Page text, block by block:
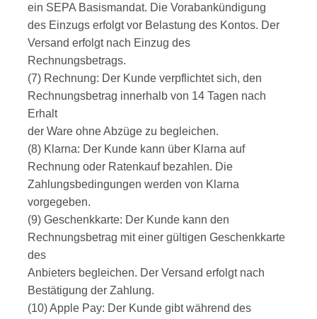
ein SEPA Basismandat. Die Vorabankündigung
des Einzugs erfolgt vor Belastung des Kontos. Der
Versand erfolgt nach Einzug des
Rechnungsbetrags.
(7) Rechnung: Der Kunde verpflichtet sich, den
Rechnungsbetrag innerhalb von 14 Tagen nach
Erhalt
der Ware ohne Abzüge zu begleichen.
(8) Klarna: Der Kunde kann über Klarna auf
Rechnung oder Ratenkauf bezahlen. Die
Zahlungsbedingungen werden von Klarna
vorgegeben.
(9) Geschenkkarte: Der Kunde kann den
Rechnungsbetrag mit einer gültigen Geschenkkarte
des
Anbieters begleichen. Der Versand erfolgt nach
Bestätigung der Zahlung.
(10) Apple Pay: Der Kunde gibt während des